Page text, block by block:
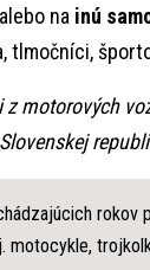
alebo na inú
tlmočníci,
motorových
rokov
motocykle,